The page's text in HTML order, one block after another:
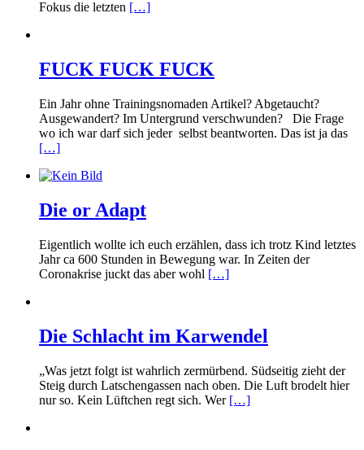
Fokus die letzten […]
FUCK FUCK FUCK
Ein Jahr ohne Trainingsnomaden Artikel? Abgetaucht?
Ausgewandert? Im Untergrund verschwunden? Die Frage
wo ich war darf sich jeder selbst beantworten. Das ist ja das
[…]
Die or Adapt
Eigentlich wollte ich euch erzählen, dass ich trotz Kind letztes
Jahr ca 600 Stunden in Bewegung war. In Zeiten der
Coronakrise juckt das aber wohl […]
Die Schlacht im Karwendel
„Was jetzt folgt ist wahrlich zermürbend. Südseitig zieht der
Steig durch Latschengassen nach oben. Die Luft brodelt hier
nur so. Kein Lüftchen regt sich. Wer […]